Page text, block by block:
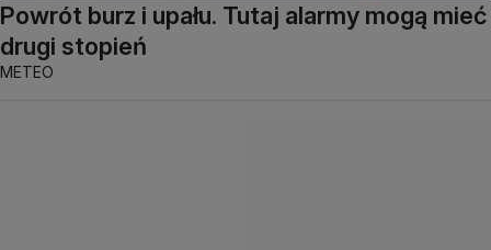
Powrót burz i upału. Tutaj alarmy mogą mieć
drugi stopień
METEO